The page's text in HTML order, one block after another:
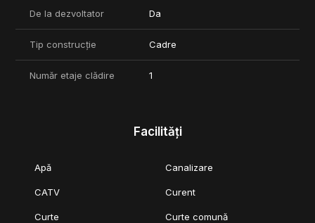
De la dezvoltator Da
Tip construcție Cadre
Număr etaje clădire 1
Facilități
Apă Canalizare
CATV Curent
Curte Curte comună